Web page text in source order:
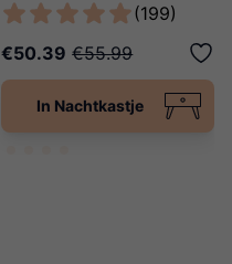
(199)
€50.39 €55.99
In Nachtkastje